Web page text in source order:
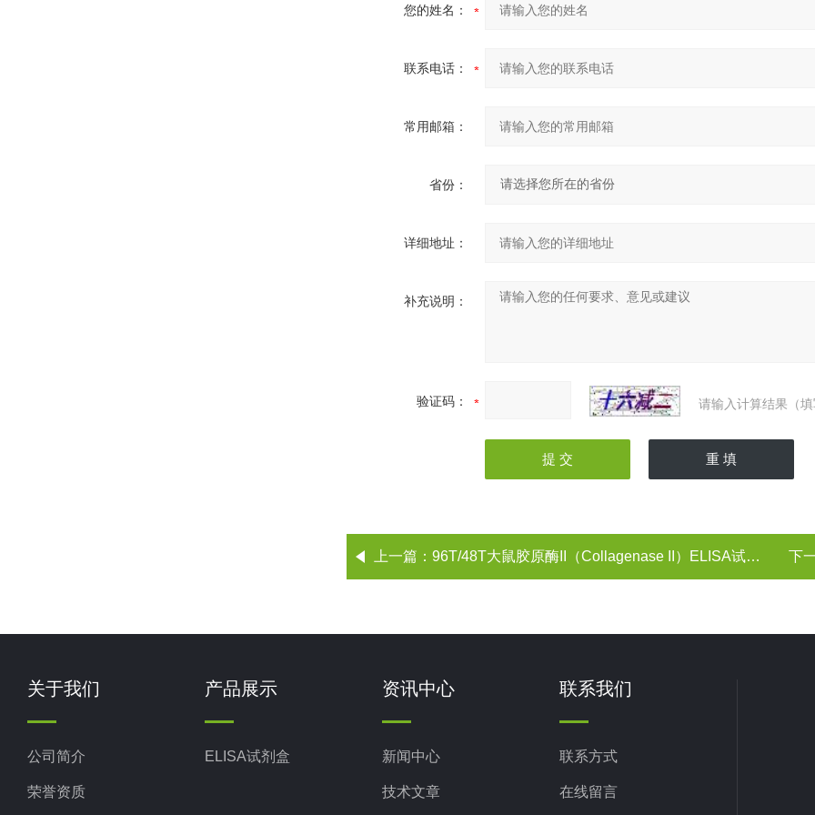
您的姓名：
联系电话：
常用邮箱：
省份：
详细地址：
补充说明：
验证码： 请输入计算结果（
上一篇： 96T/48T大鼠胶原酶II（Collagenase II）ELISA试剂盒 下
关于我们
公司简介
荣誉资质
产品展示
ELISA试剂盒
资讯中心
新闻中心
技术文章
联系我们
联系方式
在线留言